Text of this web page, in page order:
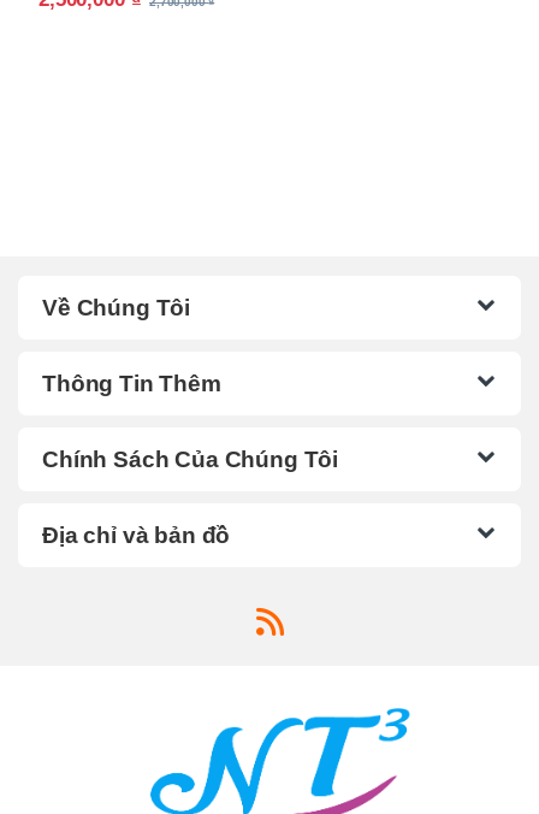
Về Chúng Tôi
Thông Tin Thêm
Chính Sách Của Chúng Tôi
Địa chỉ và bản đồ